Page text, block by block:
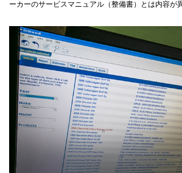
ーカーのサービスマニュアル（整備書）とは内容が異